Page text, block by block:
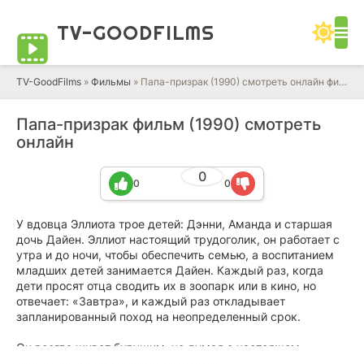
TV-GOODFILMS
TV-GoodFilms » Фильмы » Папа-призрак (1990) смотреть онлайн фильм в HD качестве 720 - 1080 бесплатно
Папа-призрак фильм (1990) смотреть
онлайн
0
0 0
У вдовца Эллиота трое детей: Дэнни, Аманда и старшая
дочь Дайен. Эллиот настоящий трудоголик, он работает с
утра и до ночи, чтобы обеспечить семью, а воспитанием
младших детей занимается Дайен. Каждый раз, когда
дети просят отца сводить их в зоопарк или в кино, но
отвечает: «Завтра», и каждый раз откладывает
запланированный поход на неопределенный срок.
Он всегда живет будущим, не думая о настоящем.